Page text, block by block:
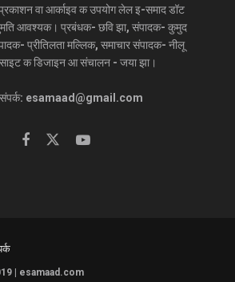
वा आर्काइव क उपयोग लेल इ-समाद डॉट
आवश्यक। प्रबंधक- छवि झा, संपादक- कुमुद
प्रीतिलता मल्लिक, समाचार संपादक- नीलू
क डिजाइन आ संचालन - जया झा।
संपर्क: esamaad@gmail.com
| esamaad.com